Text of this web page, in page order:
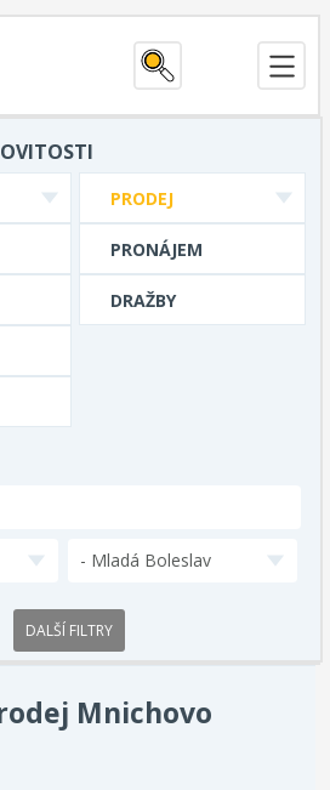
PRODEJ
PRONÁJEM
DRAŽBY
- Mladá Boleslav
DALŠÍ FILTRY
Mnichovo